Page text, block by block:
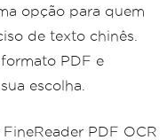
opção para quem
de texto chinês.
PDF e
escolha.
PDF OCR